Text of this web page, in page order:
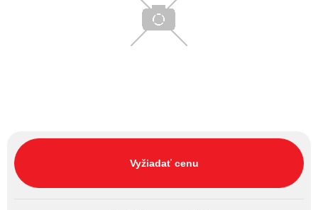
Vyžiadať cenu